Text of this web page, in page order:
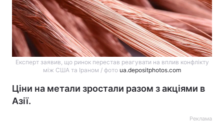
Експерт заявив, що ринок перестав реагувати на вплив конфлікту
між США та Іраном / фото ua.depositphotos.com
Ціни на метали зростали разом з акціями в
Азії.
Реклама